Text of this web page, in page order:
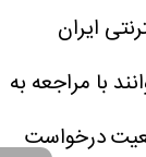
ایران
با مراجعه به
درخواست